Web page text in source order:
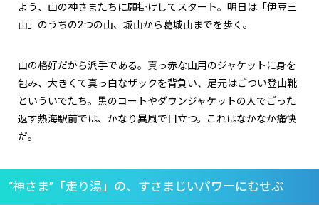
よう、山の神さまたちに願掛けしてスタート。明日は「伊豆三
山」のうちの2つの山、城山から葛城山までを歩く。
山の格好だから派手である。真っ赤な山用のジャケットに身を
包み、大きくて真っ白なザックを背負い、足元はごつい登山靴
といういでたち。黒のコートやダウンジャケットの人でごった
返す熱海駅前では、かなり異風で目立つ。これはなかなか痛快
だ。
“神さま”「走り湯」の、すさまじいパワーにむせぶ